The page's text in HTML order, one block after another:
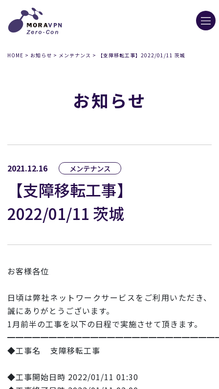
HOME > お知らせ > メンテナンス > 【支障移転工事】2022/01/11 茨城
お知らせ
2021.12.16 メンテナンス
【支障移転工事】
2022/01/11 茨城
お客様各位
日頃は弊社ネットワークサービスをご利用いただき、
誠にありがとうございます。
1月前半の工事を以下の日程で実施させて頂きます。
◆工事名 支障移転工事
◆工事開始日時 2022/01/11 01:30